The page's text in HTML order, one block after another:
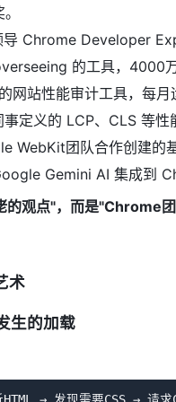
Chrome Developer
的工具，4000
网站性能审计工具，每月
事定义的 LCP、CLS 等性
WebKit团队合作创建的
Gemini AI 集成到
观点"，而是"Chrome团
术
生的加载